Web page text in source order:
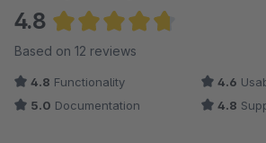
4.8
Average rating of 4.79 out of 5
Based on 12 reviews
4.8 Functionality 4.6
5.0 Documentation 4.8